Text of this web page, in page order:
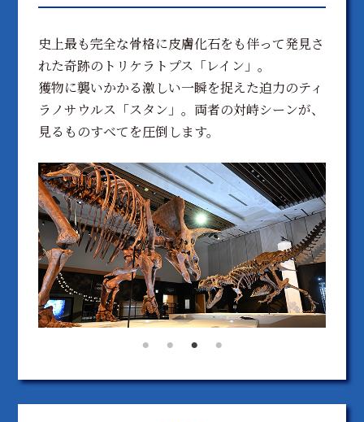
史上最も完全な骨格に皮膚化石をも伴って発見さ
れた奇跡のトリケラトプス「レイン」。
獲物に襲いかかる激しい一瞬を捉えた迫力のティ
ラノサウルス「スタン」。両者の対峙シーンが、
見るものすべてを圧倒します。